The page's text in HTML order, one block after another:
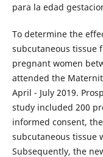
para la edad
To determine the
subcutaneous tissue
pregnant women
attended the
April - July 2019.
study included 200
informed consent,
subcutaneous tissue
Subsequently, the